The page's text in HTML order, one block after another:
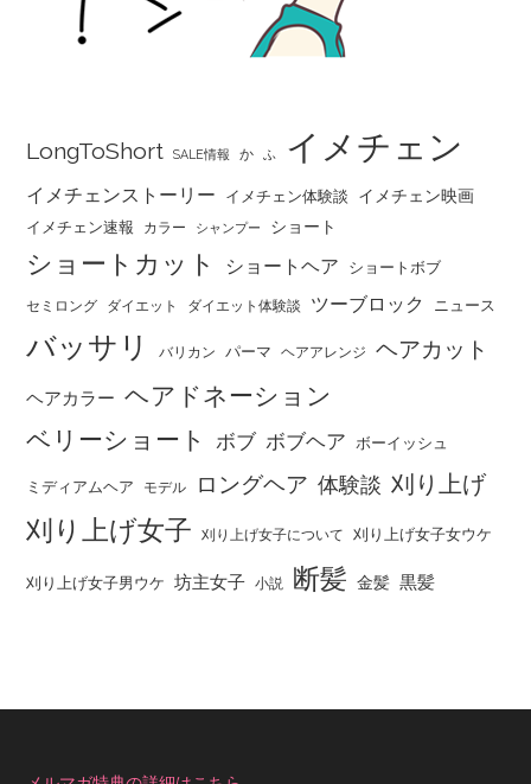
LongToShort SALE情報 か ふ イメチェン
イメチェンストーリー イメチェン体験談 イメチェン映画
イメチェン速報 カラー シャンプー ショート
ショートカット ショートヘア ショートボブ
セミロング ダイエット ダイエット体験談 ツーブロック ニュース
バッサリ バリカン パーマ ヘアアレンジ ヘアカット
ヘアカラー ヘアドネーション
ベリーショート
ボブ ボブヘア ボーイッシュ
ミディアムヘア モデル ロングヘア 体験談 刈り上げ
刈り上げ女子 刈り上げ女子について 刈り上げ女子女ウケ
刈り上げ女子男ウケ 坊主女子 小説 断髪 金髪 黒髪